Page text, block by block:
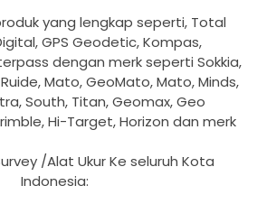
yang lengkap seperti, Total
GPS Geodetic, Kompas,
dengan merk seperti Sokkia,
Mato, GeoMato, Mato, Minds,
South, Titan, Geomax, Geo
Hi-Target, Horizon dan merk
/Alat Ukur Ke seluruh Kota
Indonesia: